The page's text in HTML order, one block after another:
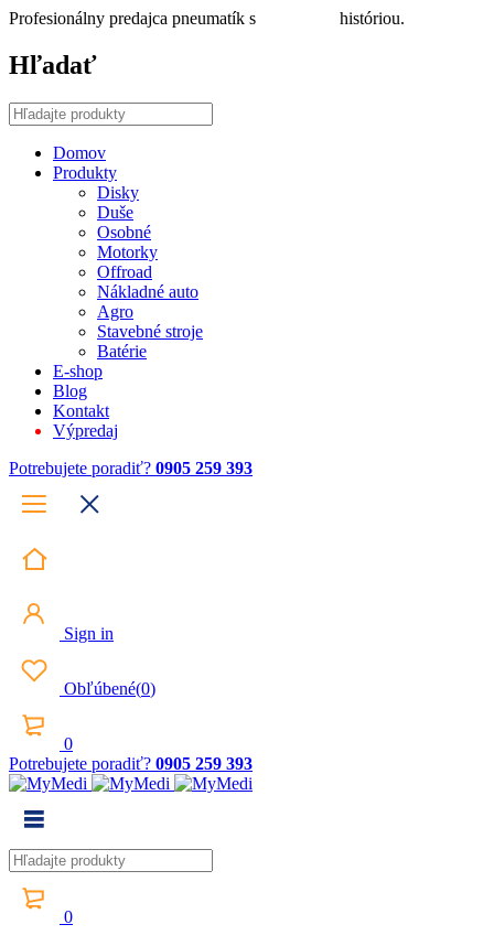
Profesionálny predajca pneumatík s históriou.
Hľadať
Domov
Produkty
Disky
Duše
Osobné
Motorky
Offroad
Nákladné auto
Agro
Stavebné stroje
Batérie
E-shop
Blog
Kontakt
Výpredaj
Potrebujete poradiť? 0905 259 393
Sign in
Obľúbené(0)
0
Potrebujete poradiť? 0905 259 393
0